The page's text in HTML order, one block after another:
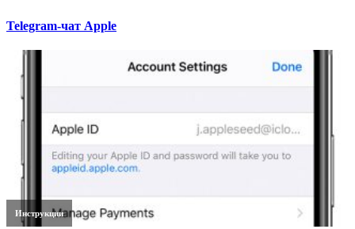
Telegram-чат Apple
Инструкции